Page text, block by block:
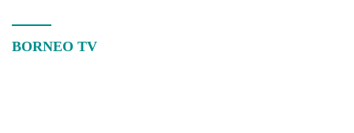
BORNEO TV